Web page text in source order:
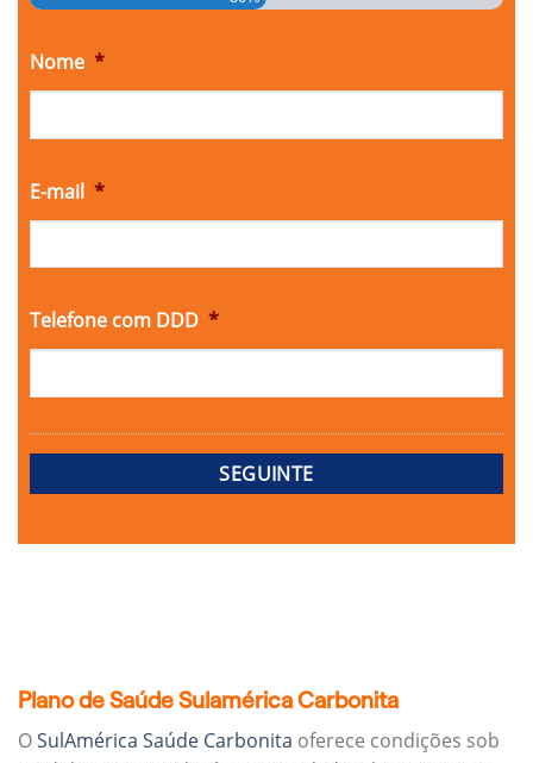
Nome *
E-mail *
Telefone com DDD *
Plano de Saúde Sulamérica Carbonita
OSulAmérica Saúde Carbonita oferece condições sob